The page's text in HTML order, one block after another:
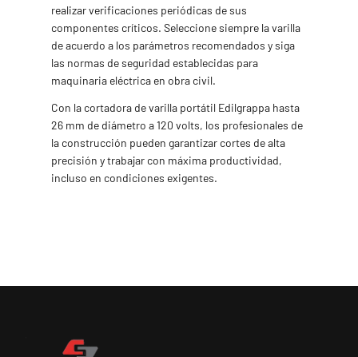
realizar verificaciones periódicas de sus
componentes críticos. Seleccione siempre la varilla
de acuerdo a los parámetros recomendados y siga
las normas de seguridad establecidas para
maquinaria eléctrica en obra civil.
Con la cortadora de varilla portátil Edilgrappa hasta
26 mm de diámetro a 120 volts, los profesionales de
la construcción pueden garantizar cortes de alta
precisión y trabajar con máxima productividad,
incluso en condiciones exigentes.